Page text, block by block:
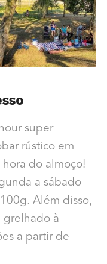
super
rústico em
do almoço!
a sábado
Além disso,
grelhado à
a partir de